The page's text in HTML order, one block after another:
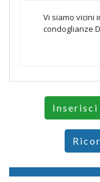
Vi siamo vicini
condoglianze
Inserisci